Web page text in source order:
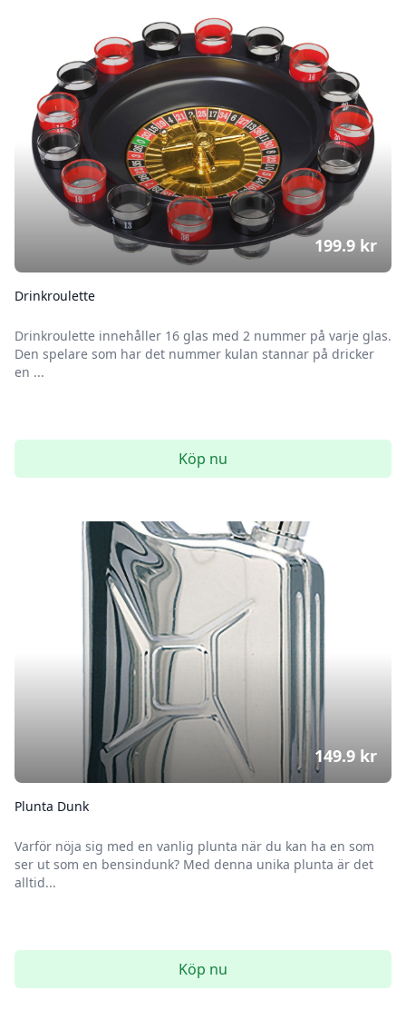
Drinkroulette
Drinkroulette innehåller 16 glas med 2 nummer på varje glas.
Den spelare som har det nummer kulan stannar på dricker
en ...
199.9 kr
Köp nu
Plunta Dunk
Varför nöja sig med en vanlig plunta när du kan ha en som
ser ut som en bensindunk? Med denna unika plunta är det
alltid...
149.9 kr
Köp nu